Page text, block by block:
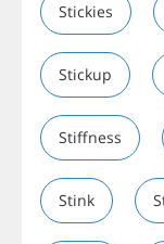
Stickies
Stickup
Stiffness
Stink